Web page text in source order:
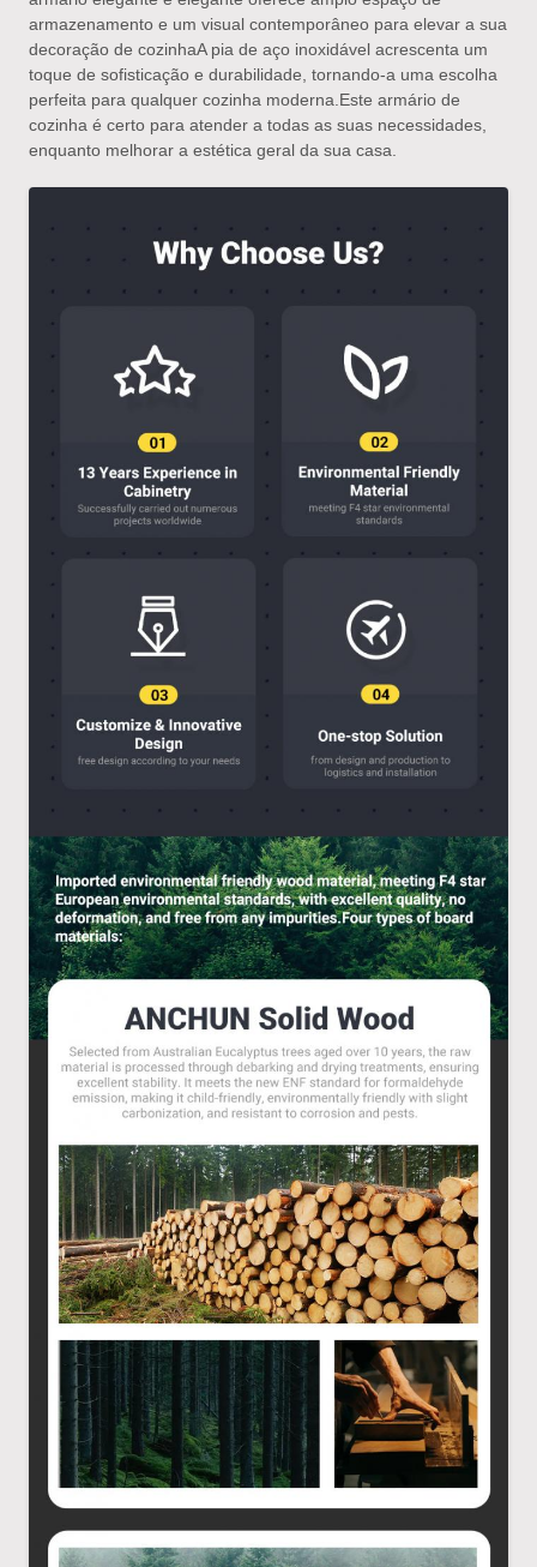
armazenamento e um visual contemporâneo para elevar a sua
decoração de cozinhaA pia de aço inoxidável acrescenta um
toque de sofisticação e durabilidade, tornando-a uma escolha
perfeita para qualquer cozinha moderna.Este armário de
cozinha é certo para atender a todas as suas necessidades,
enquanto melhorar a estética geral da sua casa.